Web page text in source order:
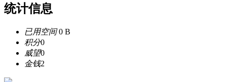
统计信息
已用空间0 B
积分0
威望0
金钱2